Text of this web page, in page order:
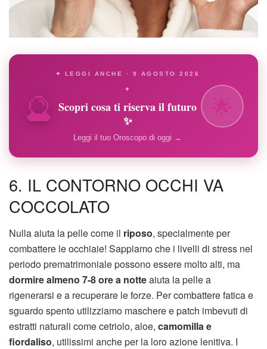
🔮
✦ LEGGI ANCHE · 9 AGOSTO 2026
✦
Scopri cosa ti riserva il futuro
✨
Leggi il tuo Oroscopo di oggi →
6. IL CONTORNO OCCHI VA
COCCOLATO
Nulla aiuta la pelle come il riposo, specialmente per
combattere le occhiaie! Sappiamo che i livelli di stress nel
periodo prematrimoniale possono essere molto alti, ma
dormire almeno 7-8 ore a notteaiuta la pelle a
rigenerarsi e a recuperare le forze. Per combattere fatica e
sguardo spento utilizziamo maschere e patch imbevuti di
estratti naturali come cetriolo, aloe, camomilla e
fiordaliso, utilissimi anche per la loro azione lenitiva. I